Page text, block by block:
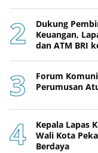
Dukung
Keuangan,
dan ATM BRI
Forum
Perumusan
Kepala Lapas
Wali Kota
Berdaya